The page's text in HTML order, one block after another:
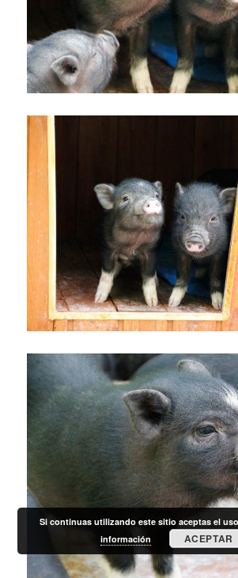
Si continuas utilizando este sitio aceptas el
información
ACEPTAR